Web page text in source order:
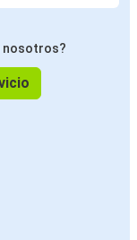
nosotros?